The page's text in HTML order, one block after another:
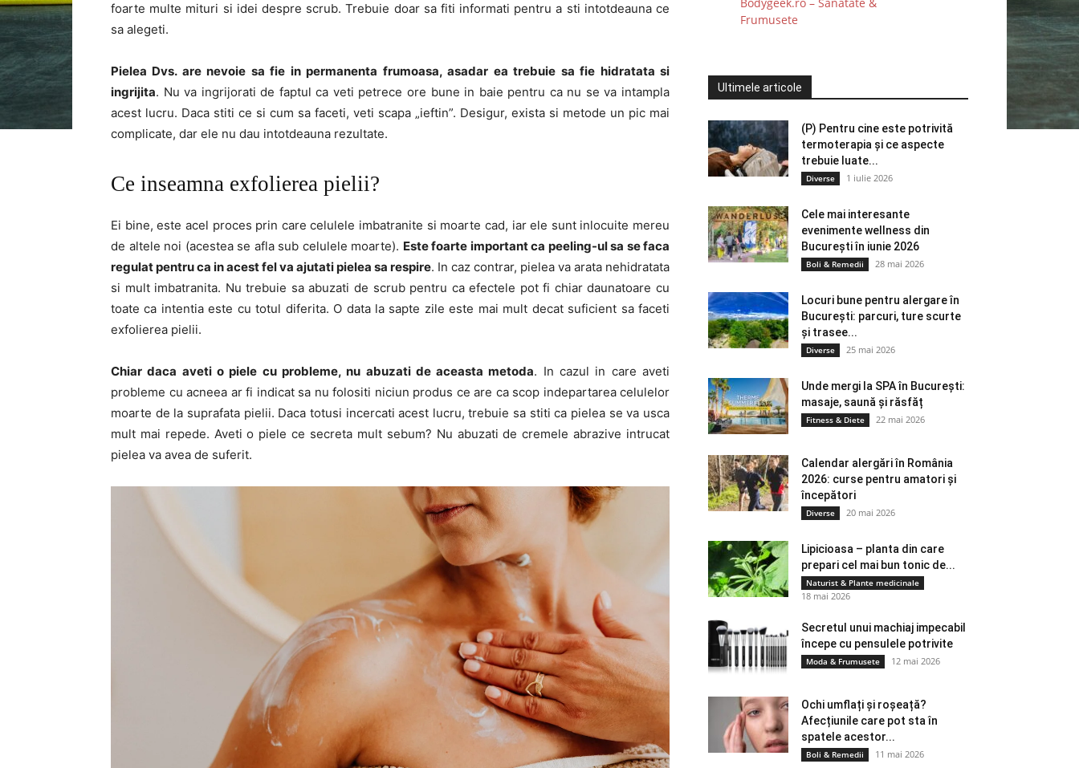
foarte multe mituri si idei despre scrub. Trebuie doar sa fiti informati pentru a sti intotdeauna ce
sa alegeti.
Pielea Dvs. are nevoie sa fie in permanenta frumoasa, asadar ea trebuie sa fie hidratata si
ingrijita. Nu va ingrijorati de faptul ca veti petrece ore bune in baie pentru ca nu se va intampla
acest lucru. Daca stiti ce si cum sa faceti, veti scapa „ieftin”. Desigur, exista si metode un pic mai
complicate, dar ele nu dau intotdeauna rezultate.
Ce inseamna exfolierea pielii?
Ei bine, este acel proces prin care celulele imbatranite si moarte cad, iar ele sunt inlocuite mereu
de altele noi (acestea se afla sub celulele moarte). Este foarte important ca peeling-ul sa se faca
regulat pentru ca in acest fel va ajutati pielea sa respire. In caz contrar, pielea va arata nehidratata
si mult imbatranita. Nu trebuie sa abuzati de scrub pentru ca efectele pot fi chiar daunatoare cu
toate ca intentia este cu totul diferita. O data la sapte zile este mai mult decat suficient sa faceti
exfolierea pielii.
Chiar daca aveti o piele cu probleme, nu abuzati de aceasta metoda. In cazul in care aveti
probleme cu acneea ar fi indicat sa nu folositi niciun produs ce are ca scop indepartarea celulelor
moarte de la suprafata pielii. Daca totusi incercati acest lucru, trebuie sa stiti ca pielea se va usca
mult mai repede. Aveti o piele ce secreta mult sebum? Nu abuzati de cremele abrazive intrucat
pielea va avea de suferit.
Frumusete
Ultimele articole
(P) Pentru cine este potrivită
termoterapia și ce aspecte
trebuie luate...
Diverse 1 iulie 2026
Cele mai interesante
evenimente wellness din
București în iunie 2026
Boli & Remedii 28 mai 2026
Locuri bune pentru alergare în
București: parcuri, ture scurte
și trasee...
Diverse 25 mai 2026
Unde mergi la SPA în București:
masaje, saună și răsfăț
Fitness & Diete 22 mai 2026
Calendar alergări în România
2026: curse pentru amatori și
începători
Diverse 20 mai 2026
Lipicioasa – planta din care
prepari cel mai bun tonic de...
Naturist & Plante medicinale
18 mai 2026
Secretul unui machiaj impecabil
începe cu pensulele potrivite
Moda & Frumusete 12 mai 2026
Ochi umflați și roșeață?
Afecțiunile care pot sta în
spatele acestor...
Boli & Remedii 11 mai 2026